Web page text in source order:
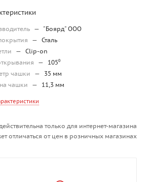
— "Боярд" ООО
— Сталь
— Clip-on
—
105⁰
чашки
—
35 мм
чашки
— 11,3 мм
только для интернет-магазина
отличаться от цен в розничных магазинах